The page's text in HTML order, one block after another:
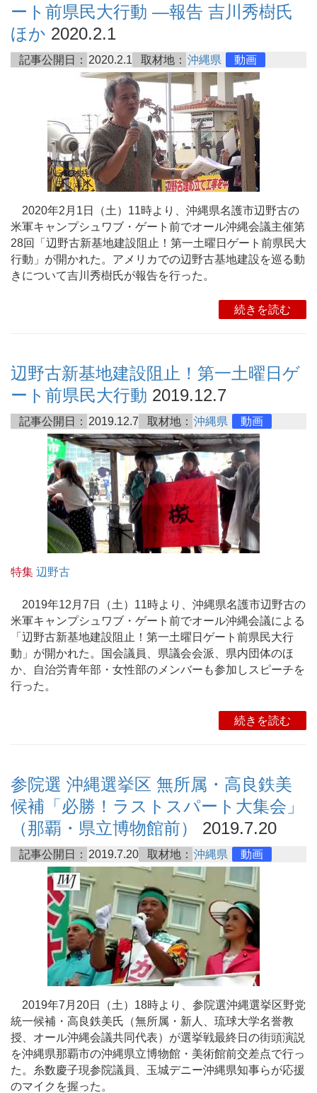
ート前県民大行動 ―報告 吉川秀樹氏
ほか 2020.2.1
記事公開日： 2020.2.1 取材地： 沖縄県 動画
2020年2月1日（土）11時より、沖縄県名護市辺野古の
米軍キャンプシュワブ・ゲート前でオール沖縄会議主催第
28回「辺野古新基地建設阻止！第一土曜日ゲート前県民大
行動」が開かれた。アメリカでの辺野古基地建設を巡る動
きについて吉川秀樹氏が報告を行った。
続きを読む
辺野古新基地建設阻止！第一土曜日ゲ
ート前県民大行動 2019.12.7
記事公開日： 2019.12.7 取材地： 沖縄県 動画
特集 辺野古
2019年12月7日（土）11時より、沖縄県名護市辺野古の
米軍キャンプシュワブ・ゲート前でオール沖縄会議による
「辺野古新基地建設阻止！第一土曜日ゲート前県民大行
動」が開かれた。国会議員、県議会会派、県内団体のほ
か、自治労青年部・女性部のメンバーも参加しスピーチを
行った。
続きを読む
参院選 沖縄選挙区 無所属・高良鉄美
候補「必勝！ラストスパート大集会」
（那覇・県立博物館前）
2019.7.20
記事公開日： 2019.7.20 取材地： 沖縄県 動画
2019年7月20日（土）18時より、参院選沖縄選挙区野党
統一候補・高良鉄美氏（無所属・新人、琉球大学名誉教
授、オール沖縄会議共同代表）が選挙戦最終日の街頭演説
を沖縄県那覇市の沖縄県立博物館・美術館前交差点で行っ
た。糸数慶子現参院議員、玉城デニー沖縄県知事らが応援
のマイクを握った。